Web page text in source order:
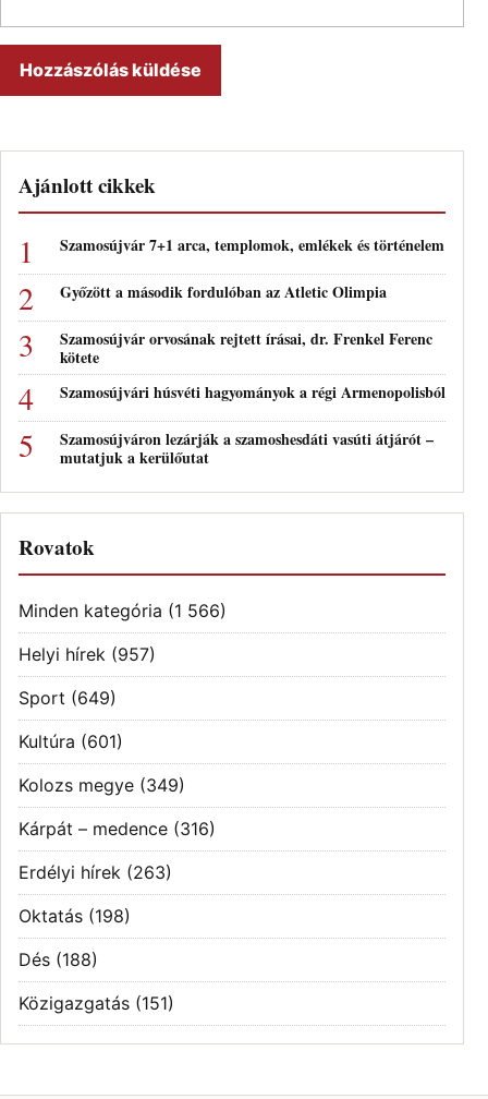
Ajánlott cikkek
Szamosújvár 7+1 arca, templomok, emlékek és történelem
Győzött a második fordulóban az Atletic Olimpia
Szamosújvár orvosának rejtett írásai, dr. Frenkel Ferenc
kötete
Szamosújvári húsvéti hagyományok a régi Armenopolisból
Szamosújváron lezárják a szamoshesdáti vasúti átjárót –
mutatjuk a kerülőutat
Rovatok
Minden kategória (1 566)
Helyi hírek (957)
Sport (649)
Kultúra (601)
Kolozs megye (349)
Kárpát – medence (316)
Erdélyi hírek (263)
Oktatás (198)
Dés (188)
Közigazgatás (151)